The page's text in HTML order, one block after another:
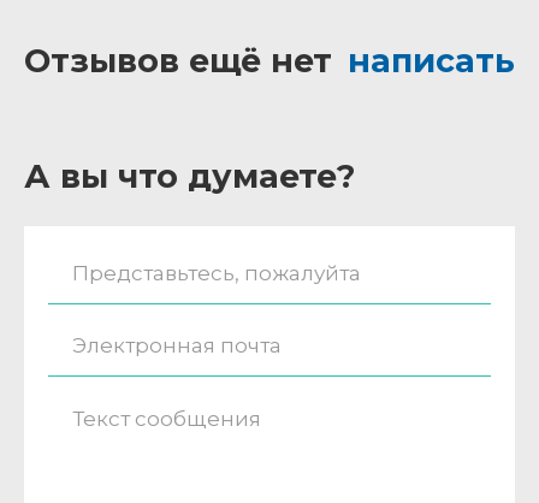
Отзывов ещё нет написать
А вы что думаете?